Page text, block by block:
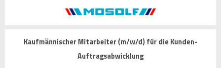
Kaufmännischer Mitarbeiter (m/w/d) für die Kunden-
Auftragsabwicklung